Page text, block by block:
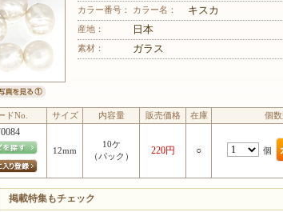
カラー番号： カラー名： キスカ
産地： 日本
素材： ガラス
ドNo. サイズ 内容量 販売価格 在庫 個
12mm
10ケ
（パック）
220円 ○ 個
掲載特集もチェック